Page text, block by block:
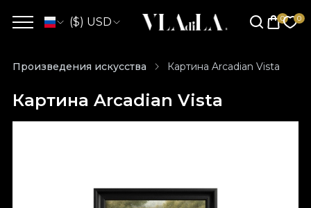
($) USD
Произведения искусства Картина Arcadian Vista
Картина Arcadian Vista